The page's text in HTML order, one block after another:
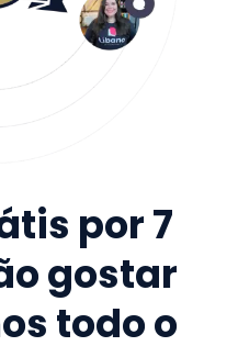
por 7
gostar
todo o